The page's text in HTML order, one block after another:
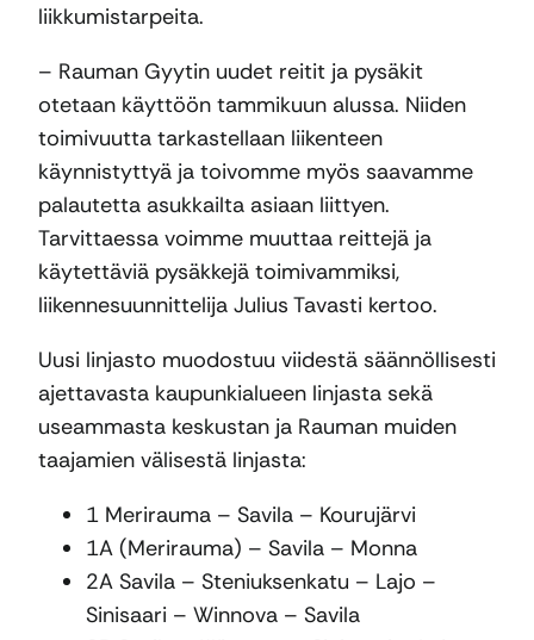
liikkumistarpeita.
– Rauman Gyytin uudet reitit ja pysäkit
otetaan käyttöön tammikuun alussa. Niiden
toimivuutta tarkastellaan liikenteen
käynnistyttyä ja toivomme myös saavamme
palautetta asukkailta asiaan liittyen.
Tarvittaessa voimme muuttaa reittejä ja
käytettäviä pysäkkejä toimivammiksi,
liikennesuunnittelija Julius Tavasti kertoo.
Uusi linjasto muodostuu viidestä säännöllisesti
ajettavasta kaupunkialueen linjasta sekä
useammasta keskustan ja Rauman muiden
taajamien välisestä linjasta:
1 Merirauma – Savila – Kourujärvi
1A (Merirauma) – Savila – Monna
2A Savila – Steniuksenkatu – Lajo –
Sinisaari – Winnova – Savila